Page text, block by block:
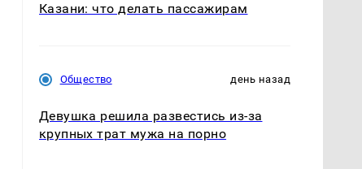
Казани: что делать пассажирам
Общество день назад
Девушка решила развестись из-за
крупных трат мужа на порно